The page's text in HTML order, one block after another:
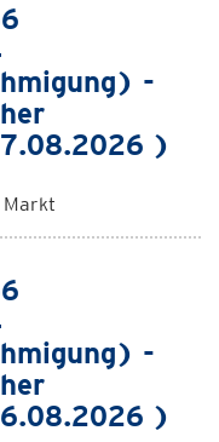
-
)
Markt
-
)